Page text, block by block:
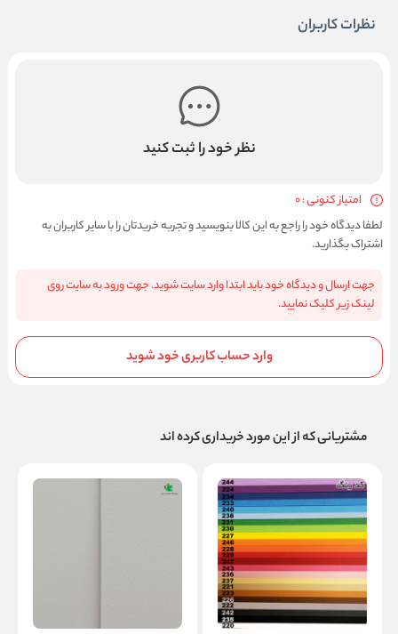
نظرات کاربران
نظر خود را ثبت کنید
امتیاز کنونی : 0
لطفا دیدگاه خود را راجع به این کالا بنویسید و تجربه خریدتان را با سایر کاربران به
اشتراک بگذارید.
جهت ارسال و دیدگاه خود باید ابتدا وارد سایت شوید. جهت ورود به سایت روی
لینک زیر کلیک نمایید.
وارد حساب کاربری خود شوید
مشتریانی که از این مورد خریداری کرده اند